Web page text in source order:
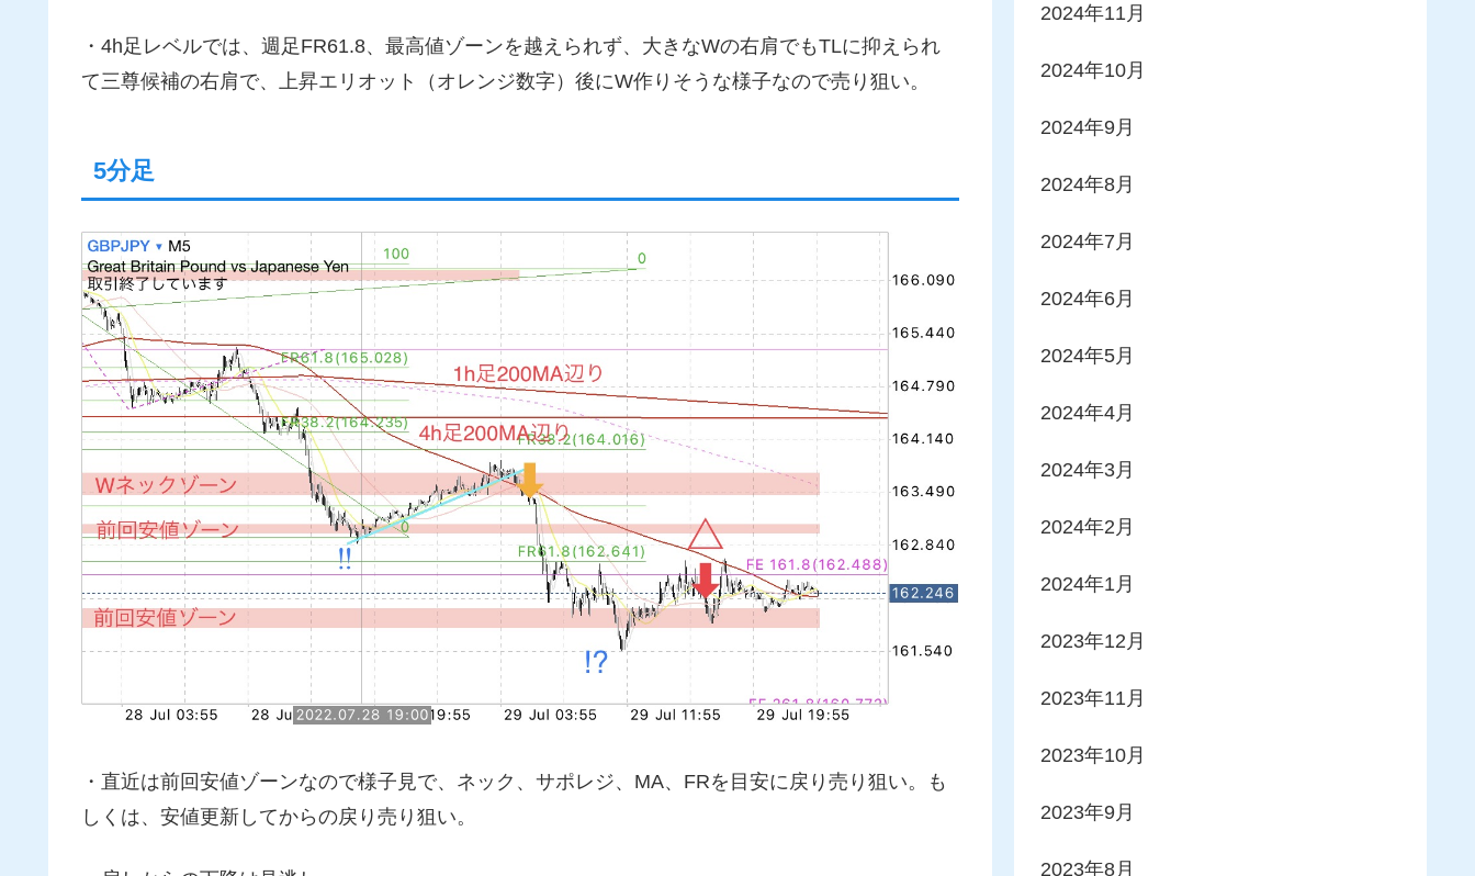
・4h足レベルでは、週足FR61.8、最高値ゾーンを越えられず、大きなWの右肩でもTLに抑えられ
て三尊候補の右肩で、上昇エリオット（オレンジ数字）後にW作りそうな様子なので売り狙い。
5分足
・直近は前回安値ゾーンなので様子見で、ネック、サポレジ、MA、FRを目安に戻り売り狙い。も
しくは、安値更新してからの戻り売り狙い。
2024年11月
2024年10月
2024年9月
2024年8月
2024年7月
2024年6月
2024年5月
2024年4月
2024年3月
2024年2月
2024年1月
2023年12月
2023年11月
2023年10月
2023年9月
2023年8月